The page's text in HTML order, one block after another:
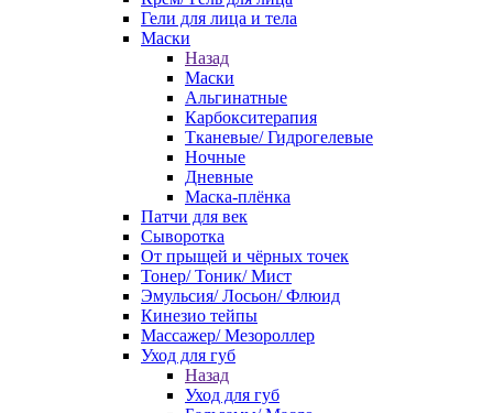
Гели для лица и тела
Маски
Назад
Маски
Альгинатные
Карбокситерапия
Тканевые/ Гидрогелевые
Ночные
Дневные
Маска-плёнка
Патчи для век
Сыворотка
От прыщей и чёрных точек
Тонер/ Тоник/ Мист
Эмульсия/ Лосьон/ Флюид
Кинезио тейпы
Массажер/ Мезороллер
Уход для губ
Назад
Уход для губ